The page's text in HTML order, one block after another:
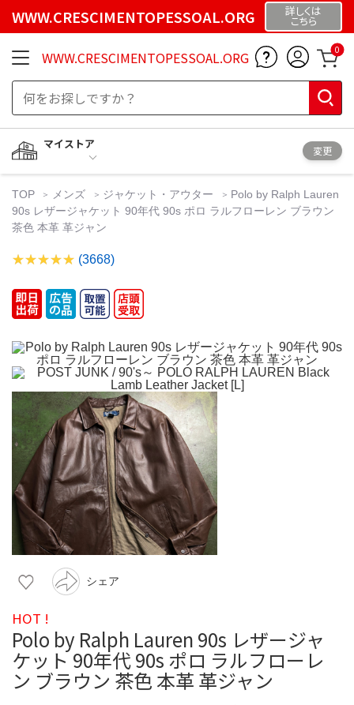
WWW.CRESCIMENTOPESSOAL.ORG 詳しくは
こちら
WWW.CRESCIMENTOPESSOAL.ORG 0
マイストア
変更
TOP メンズ ジャケット・アウター
Polo by Ralph Lauren
90s レザージャケット 90年代 90s ポロ ラルフローレン ブラウン
茶色 本革 革ジャン
(3668)
シェア
HOT !
Polo by Ralph Lauren 90s レザージャ
ケット 90年代 90s ポロ ラルフローレ
ン ブラウン 茶色 本革 革ジャン